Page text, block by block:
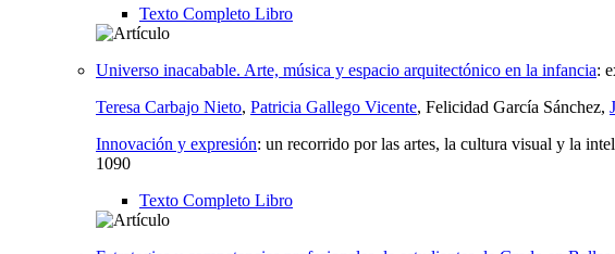
Texto Completo Libro
Universo inacabable. Arte, música y espacio arquitectónico en la infancia:
Teresa Carbajo Nieto, Patricia Gallego Vicente, Felicidad García Sánchez,
Innovación y expresión: un recorrido por las artes, la cultura visual y la
1090
Texto Completo Libro